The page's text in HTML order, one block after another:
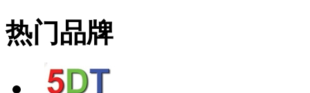
热门品牌